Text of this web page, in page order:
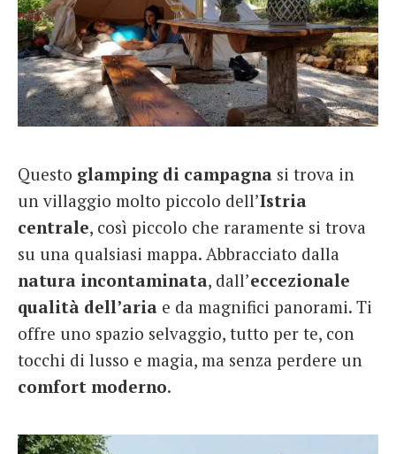
Questo glamping di campagna si trova in
un villaggio molto piccolo dell’Istria
centrale, così piccolo che raramente si trova
su una qualsiasi mappa. Abbracciato dalla
natura incontaminata, dall’eccezionale
qualità dell’aria e da magnifici panorami. Ti
offre uno spazio selvaggio, tutto per te, con
tocchi di lusso e magia, ma senza perdere un
comfort moderno.